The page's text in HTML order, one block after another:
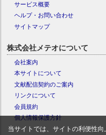
サービス概要
ヘルプ・お問い合わせ
サイトマップ
株式会社メテオについて
会社案内
本サイトについて
文献配信契約のご案内
リンクについて
会員規約
個人情報保護方針
当サイトでは、サイトの利便性